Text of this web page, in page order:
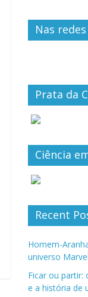
Nas
Prata da
Ciência
Recent
Homem-
universo Marvel
Ficar ou partir:
e a história de